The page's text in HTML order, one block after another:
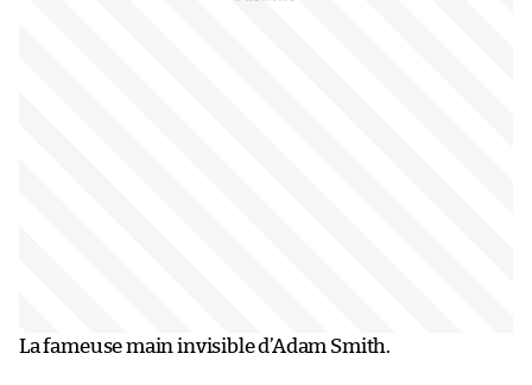
La fameuse main invisible d’Adam Smith.